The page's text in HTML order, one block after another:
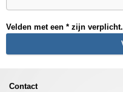
Velden met een * zijn verplicht.
Contact